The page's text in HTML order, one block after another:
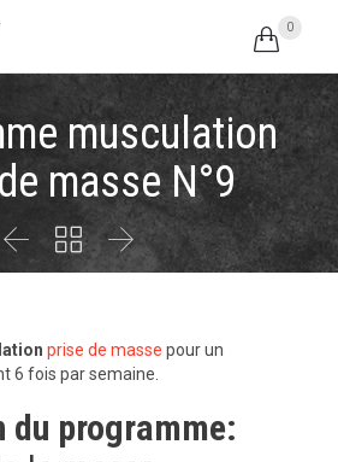
 0
musculation
masse N°9
  
prise de masse pour un
6 fois par semaine.
du programme: